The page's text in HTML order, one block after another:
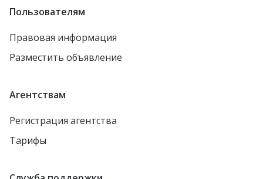
Пользователям
Правовая информация
Разместить объявление
Агентствам
Регистрация агентства
Тарифы